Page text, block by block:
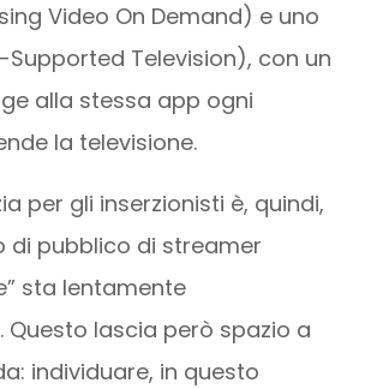
Video On Demand) e uno
Supported Television), con un
alla stessa app ogni
la televisione.
per gli inserzionisti è, quindi,
di pubblico di streamer
sta lentamente
lascia però spazio a
individuare, in questo